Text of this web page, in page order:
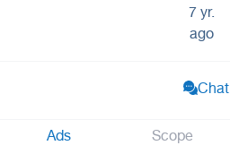
7 yr.
ago
Chat
Ads Scope